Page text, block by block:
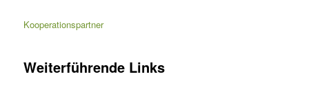
Kooperationspartner
Weiterführende Links